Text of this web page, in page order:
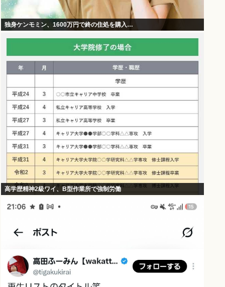
独身ケンモミン、1600万円で終の住処を購入…
高学歴精神2級ワイ、B型作業所で強制労働